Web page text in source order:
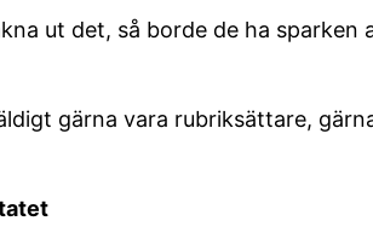
ut det, så borde de ha
gärna vara rubriksättare,